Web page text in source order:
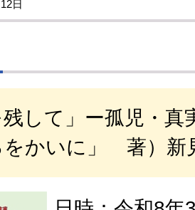
日
残して」ー孤児・
をかいに」 著）新